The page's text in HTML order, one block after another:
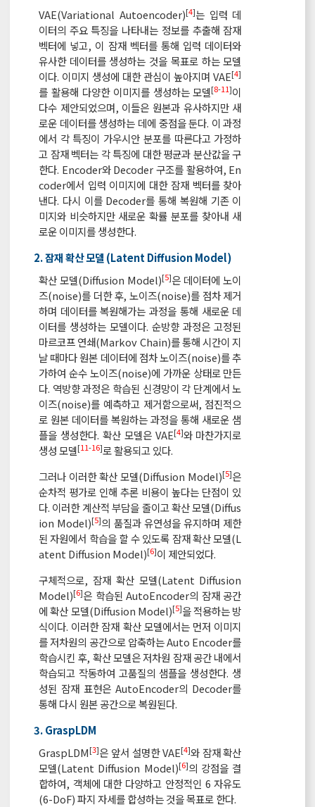
VAE(Variational Autoencoder)[4]는 입력 데
이터의 주요 특징을 나타내는 정보를 추출해 잠재
벡터에 넣고, 이 잠재 벡터를 통해 입력 데이터와
유사한 데이터를 생성하는 것을 목표로 하는 모델
이다. 이미지 생성에 대한 관심이 높아지며 VAE[4]
를 활용해 다양한 이미지를 생성하는 모델[8-11]이
다수 제안되었으며, 이들은 원본과 유사하지만 새
로운 데이터를 생성하는 데에 중점을 둔다. 이 과정
에서 각 특징이 가우시안 분포를 따른다고 가정하
고 잠재 벡터는 각 특징에 대한 평균과 분산값을 구
한다. Encoder와 Decoder 구조를 활용하여, En
coder에서 입력 이미지에 대한 잠재 벡터를 찾아
낸다. 다시 이를 Decoder를 통해 복원해 기존 이
미지와 비슷하지만 새로운 확률 분포를 찾아내 새
로운 이미지를 생성한다.
2. 잠재 확산 모델 (Latent Diffusion Model)
확산 모델(Diffusion Model)[5]은 데이터에 노이
즈(noise)를 더한 후, 노이즈(noise)를 점차 제거
하며 데이터를 복원해가는 과정을 통해 새로운 데
이터를 생성하는 모델이다. 순방향 과정은 고정된
마르코프 연쇄(Markov Chain)를 통해 시간이 지
날 때마다 원본 데이터에 점차 노이즈(noise)를 추
가하여 순수 노이즈(noise)에 가까운 상태로 만든
다. 역방향 과정은 학습된 신경망이 각 단계에서 노
이즈(noise)를 예측하고 제거함으로써, 점진적으
로 원본 데이터를 복원하는 과정을 통해 새로운 샘
플을 생성한다. 확산 모델은 VAE[4]와 마찬가지로
생성 모델[11-16]로 활용되고 있다.
그러나 이러한 확산 모델(Diffusion Model)[5]은
순차적 평가로 인해 추론 비용이 높다는 단점이 있
다. 이러한 계산적 부담을 줄이고 확산 모델(Diffus
ion Model)[5]의 품질과 유연성을 유지하며 제한
된 자원에서 학습을 할 수 있도록 잠재 확산 모델(L
atent Diffusion Model)[6]이 제안되었다.
구체적으로, 잠재 확산 모델(Latent Diffusion
Model)[6]은 학습된 AutoEncoder의 잠재 공간
에 확산 모델(Diffusion Model)[5]을 적용하는 방
식이다. 이러한 잠재 확산 모델에서는 먼저 이미지
를 저차원의 공간으로 압축하는 Auto Encoder를
학습시킨 후, 확산 모델은 저차원 잠재 공간 내에서
학습되고 작동하여 고품질의 샘플을 생성한다. 생
성된 잠재 표현은 AutoEncoder의 Decoder를
통해 다시 원본 공간으로 복원된다.
3. GraspLDM
GraspLDM[3]은 앞서 설명한 VAE[4]와 잠재 확산
모델(Latent Diffusion Model)[6]의 강점을 결
합하여, 객체에 대한 다양하고 안정적인 6 자유도
(6-DoF) 파지 자세를 합성하는 것을 목표로 한다.